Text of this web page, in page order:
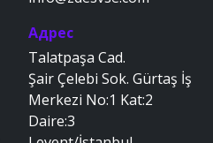
Адрес
Talatpaşa Cad.
Şair Çelebi Sok. Gürtaş İş
Merkezi No:1 Kat:2
Daire:3